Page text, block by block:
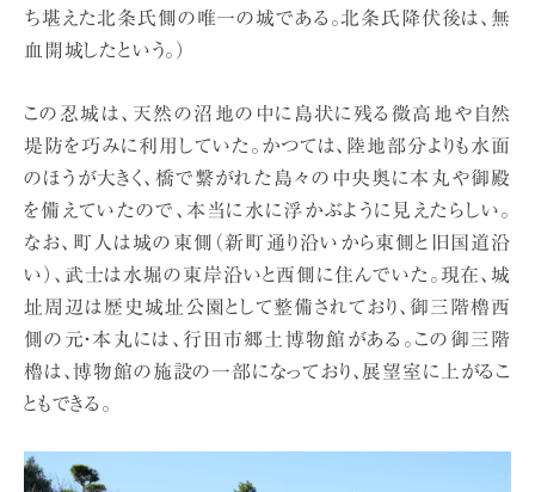
ち堪えた北条氏側の唯一の城である。北条氏降伏後は、無
血開城したという。）
この忍城は、天然の沼地の中に島状に残る微高地や自然
堤防を巧みに利用していた。かつては、陸地部分よりも水面
のほうが大きく、橋で繋がれた島々の中央奥に本丸や御殿
を備えていたので、本当に水に浮かぶように見えたらしい。
なお、町人は城の東側（新町通り沿いから東側と旧国道沿
い）、武士は水堀の東岸沿いと西側に住んでいた。現在、城
址周辺は歴史城址公園として整備されており、御三階櫓西
側の元・本丸には、行田市郷土博物館がある。この御三階
櫓は、博物館の施設の一部になっており、展望室に上がるこ
ともできる。